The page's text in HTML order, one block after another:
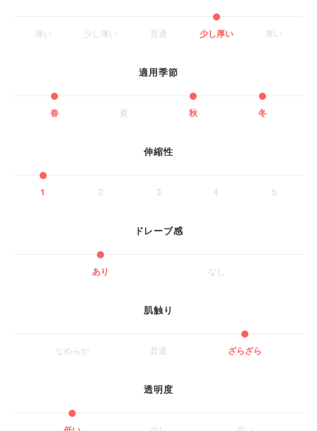
薄い 少し薄い 普通 少し厚い 厚い
適用季節
春 夏 秋 冬
伸縮性
1 2 3 4 5
ドレーブ感
あり なし
肌触り
なめらか 普通 ざらざら
透明度